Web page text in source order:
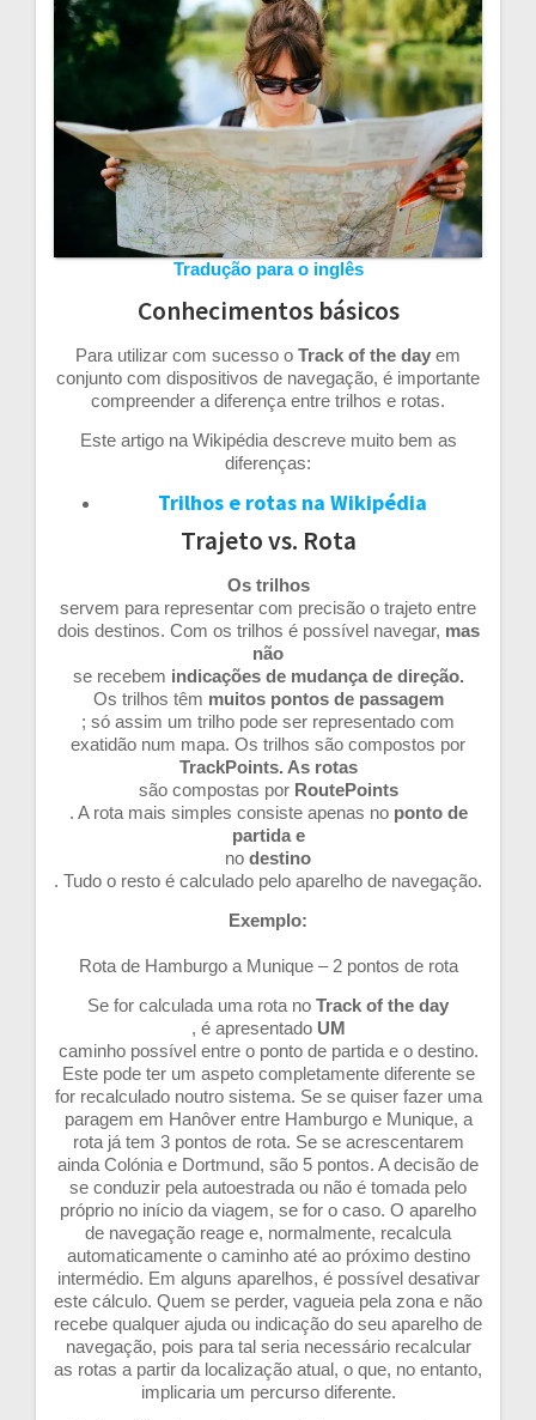
Tradução para o inglês
Conhecimentos básicos
Para utilizar com sucesso o Track of the day em
conjunto com dispositivos de navegação, é importante
compreender a diferença entre trilhos e rotas.
Este artigo na Wikipédia descreve muito bem as
diferenças:
Trilhos e rotas na Wikipédia
Trajeto vs. Rota
Os trilhos
servem para representar com precisão o trajeto entre
dois destinos. Com os trilhos é possível navegar, mas
não
se recebem indicações de mudança de direção.
Os trilhos têm muitos pontos de passagem
; só assim um trilho pode ser representado com
exatidão num mapa. Os trilhos são compostos por
TrackPoints. As rotas
são compostas por RoutePoints
. A rota mais simples consiste apenas no ponto de
partida e
no destino
. Tudo o resto é calculado pelo aparelho de navegação.
Exemplo:
Rota de Hamburgo a Munique – 2 pontos de rota
Se for calculada uma rota no Track of the day
, é apresentado UM
caminho possível entre o ponto de partida e o destino.
Este pode ter um aspeto completamente diferente se
for recalculado noutro sistema. Se se quiser fazer uma
paragem em Hanôver entre Hamburgo e Munique, a
rota já tem 3 pontos de rota. Se se acrescentarem
ainda Colónia e Dortmund, são 5 pontos. A decisão de
se conduzir pela autoestrada ou não é tomada pelo
próprio no início da viagem, se for o caso. O aparelho
de navegação reage e, normalmente, recalcula
automaticamente o caminho até ao próximo destino
intermédio. Em alguns aparelhos, é possível desativar
este cálculo. Quem se perder, vagueia pela zona e não
recebe qualquer ajuda ou indicação do seu aparelho de
navegação, pois para tal seria necessário recalcular
as rotas a partir da localização atual, o que, no entanto,
implicaria um percurso diferente.
artigos